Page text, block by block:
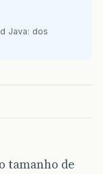
Java: dos
tamanho de